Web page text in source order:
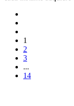
1
2
3
...
14